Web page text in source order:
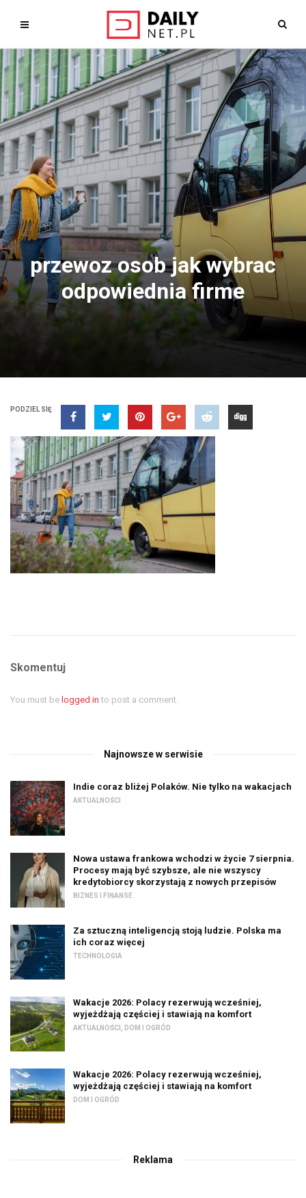
przewoz osob jak wybrac
odpowiednia firme
PODZIEL SIĘ
Skomentuj
You must be logged in to post a comment.
Najnowsze w serwisie
Indie coraz bliżej Polaków. Nie tylko na wakacjach
AKTUALNOŚCI
Nowa ustawa frankowa wchodzi w życie 7 sierpnia.
Procesy mają być szybsze, ale nie wszyscy
kredytobiorcy skorzystają z nowych przepisów
BIZNES I FINANSE
Za sztuczną inteligencją stoją ludzie. Polska ma
ich coraz więcej
TECHNOLOGIA
Wakacje 2026: Polacy rezerwują wcześniej,
wyjeżdżają częściej i stawiają na komfort
AKTUALNOŚCI DOM I OGRÓD
Wakacje 2026: Polacy rezerwują wcześniej,
wyjeżdżają częściej i stawiają na komfort
DOM I OGRÓD
Reklama